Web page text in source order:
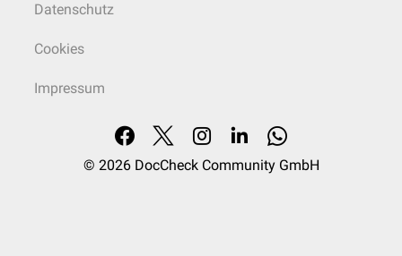
Datenschutz
Cookies
Impressum
© 2026 DocCheck Community GmbH